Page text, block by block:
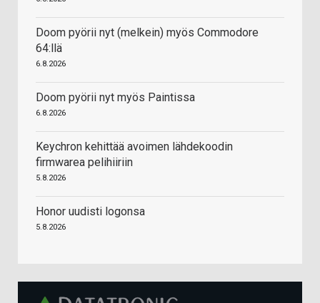
Doom pyörii nyt (melkein) myös Commodore
64:llä
6.8.2026
Doom pyörii nyt myös Paintissa
6.8.2026
Keychron kehittää avoimen lähdekoodin
firmwarea pelihiiriin
5.8.2026
Honor uudisti logonsa
5.8.2026